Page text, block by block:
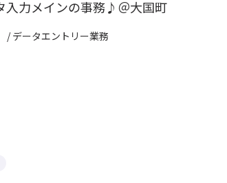
力メインの事務♪＠大国町
/ データエントリー業務